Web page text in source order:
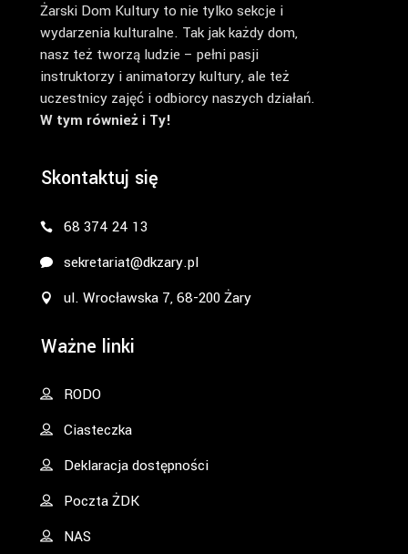
Żarski Dom Kultury to nie tylko sekcje i
wydarzenia kulturalne. Tak jak każdy dom,
nasz też tworzą ludzie – pełni pasji
instruktorzy i animatorzy kultury, ale też
uczestnicy zajęć i odbiorcy naszych działań.
W tym również i Ty!
Skontaktuj się
68 374 24 13
sekretariat@dkzary.pl
ul. Wrocławska 7, 68-200 Żary
Ważne linki
RODO
Ciasteczka
Deklaracja dostępności
Poczta ŻDK
NAS